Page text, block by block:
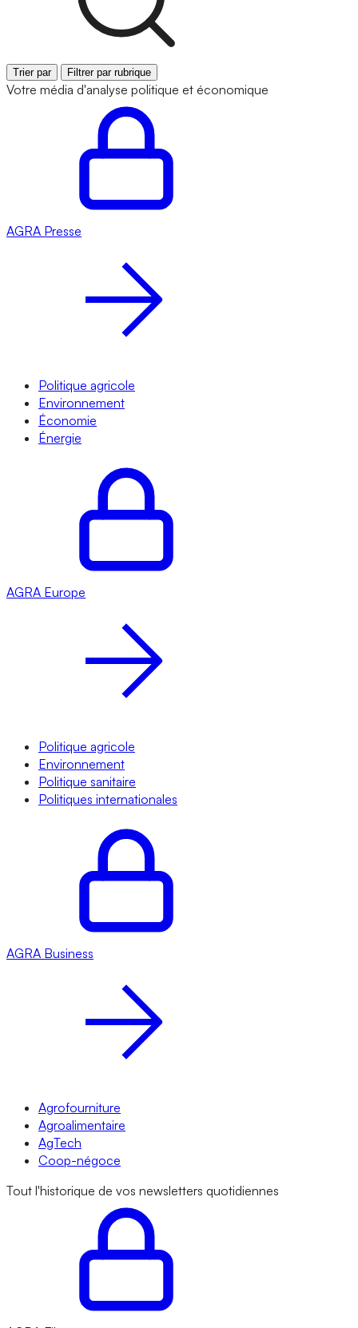
Trier par Filtrer par rubrique
Votre média d'analyse politique et économique
AGRA Presse
Politique agricole
Environnement
Économie
Énergie
AGRA Europe
Politique agricole
Environnement
Politique sanitaire
Politiques internationales
AGRA Business
Agrofourniture
Agroalimentaire
AgTech
Coop-négoce
Tout l'historique de vos newsletters quotidiennes